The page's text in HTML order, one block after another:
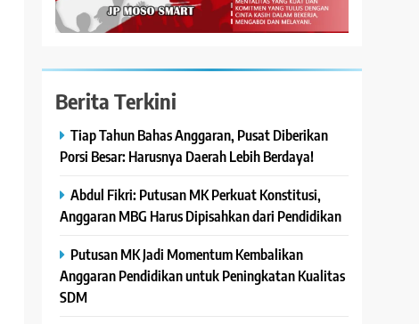
Berita Terkini
Tiap Tahun Bahas Anggaran, Pusat Diberikan
Porsi Besar: Harusnya Daerah Lebih Berdaya!
Abdul Fikri: Putusan MK Perkuat Konstitusi,
Anggaran MBG Harus Dipisahkan dari Pendidikan
Putusan MK Jadi Momentum Kembalikan
Anggaran Pendidikan untuk Peningkatan Kualitas
SDM